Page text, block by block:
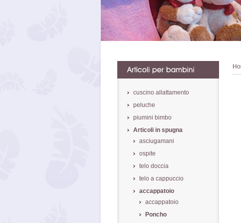
cuscino allattamento
peluche
piumini bimbo
Articoli in spugna
asciugamani
ospite
telo doccia
telo a cappuccio
accappatoio
accappatoio
Poncho